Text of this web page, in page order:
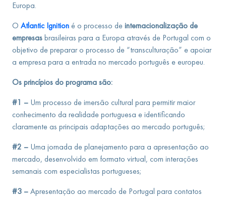
Europa.
O Atlantic Ignition é o processo de internacionalização de
empresas brasileiras para a Europa através de Portugal com o
objetivo de preparar o processo de “transculturação” e apoiar
a empresa para a entrada no mercado português e europeu.
Os princípios do programa são:
#1 – Um processo de imersão cultural para permitir maior
conhecimento da realidade portuguesa e identificando
claramente as principais adaptações ao mercado português;
#2 – Uma jornada de planejamento para a apresentação ao
mercado, desenvolvido em formato virtual, com interações
semanais com especialistas portugueses;
#3 – Apresentação ao mercado de Portugal para contatos